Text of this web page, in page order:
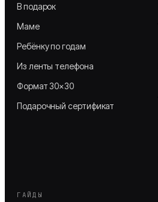
В подарок
Маме
Ребёнку по годам
Из ленты телефона
Формат 30×30
Подарочный сертификат
ГАЙДЫ